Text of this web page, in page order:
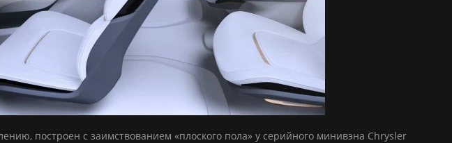
построен с заимствованием «плоского пола» у серийного минивэна Chrysler